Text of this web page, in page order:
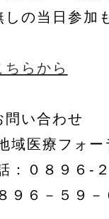
の当日参加
らから
問い合わせ
域医療フォー
：０８９６-
９６－５９－